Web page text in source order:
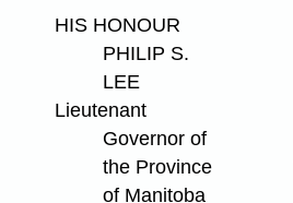
HIS HONOUR
PHILIP S.
LEE
Lieutenant
Governor of
the Province
of Manitoba